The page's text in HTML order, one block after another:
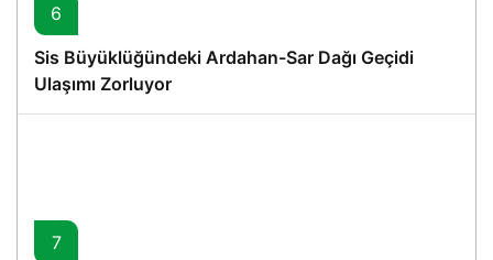
6
Sis Büyüklüğündeki Ardahan-Sar Dağı Geçidi
Ulaşımı Zorluyor
7